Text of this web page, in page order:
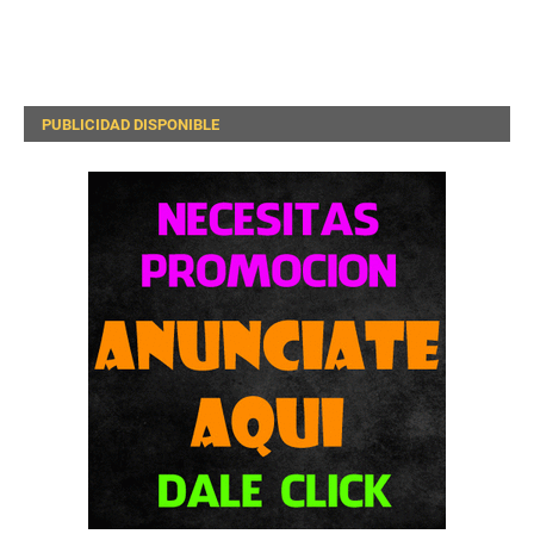
PUBLICIDAD DISPONIBLE